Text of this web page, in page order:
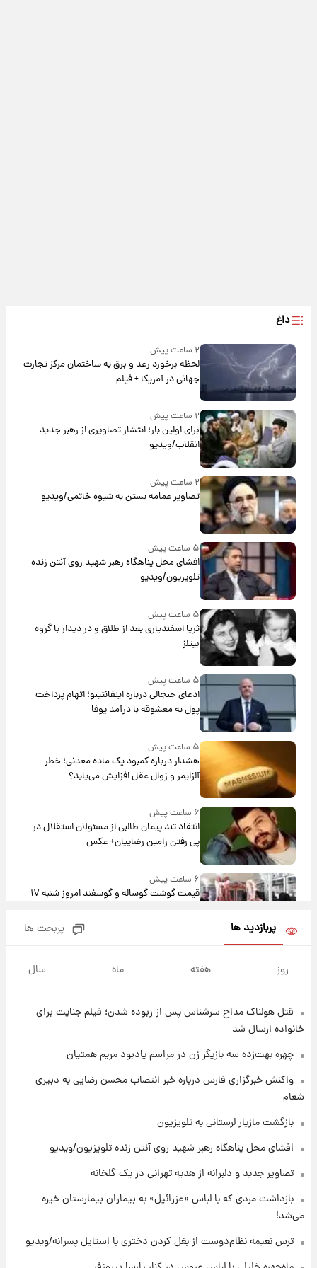
داغ
۲ ساعت پیش
لحظه برخورد رعد و برق به ساختمان مرکز تجارت
جهانی در آمریکا + فیلم
۲ ساعت پیش
برای اولین بار؛ انتشار تصاویری از رهبر جدید
انقلاب/ویدیو
۲ ساعت پیش
تصاویر عمامه بستن به شیوه خاتمی/ویدیو
۵ ساعت پیش
افشای محل پناهگاه‌ رهبر شهید روی آنتن زنده
تلویزیون/ویدیو
۵ ساعت پیش
ثریا اسفندیاری بعد از طلاق و در دیدار با گروه
بیتلز
۵ ساعت پیش
ادعای جنجالی درباره اینفانتینو؛ اتهام پرداخت
پول به معشوقه با درآمد یوفا
۵ ساعت پیش
هشدار درباره کمبود یک ماده معدنی؛ خطر
آلزایمر و زوال عقل افزایش می‌یابد؟
۶ ساعت پیش
انتقاد تند پیمان طالبی از مسئولان استقلال در
پی رفتن رامین رضاییان+ عکس
۶ ساعت پیش
قیمت گوشت گوساله و گوسفند امروز شنبه ۱۷
شوید+ فیلم
۷ ساعت پیش
۸ ساعت پیش
۲۱ ساعت پیش
یک پیش ‌بینی مهم برای قیمت دلار، طلا و سکه
شنبه ۱۷ مرداد ۱۴۰۵
تیم را ترک کرد!
پربازدید ها پربحث ها
روز هفته ماه سال
قتل هولناک مداح سرشناس پس از ربوده شدن؛ فیلم جنایت برای
خانواده ارسال شد
چهره بهت‌زده سه بازیگر زن در مراسم یادبود مریم همتیان
واکنش خبرگزاری فارس درباره خبر انتصاب محسن رضایی به دبیری
شعام
بازگشت مازیار لرستانی به تلویزیون
افشای محل پناهگاه‌ رهبر شهید روی آنتن زنده تلویزیون/ویدیو
تصاویر جدید و دلبرانه از هدیه تهرانی در یک گلخانه
بازداشت مردی که با لباس «عزرائیل» به بیماران بیمارستان خیره
می‌شد!
ترس نعیمه نظام‌دوست از بغل کردن دختری با استایل پسرانه/ویدیو